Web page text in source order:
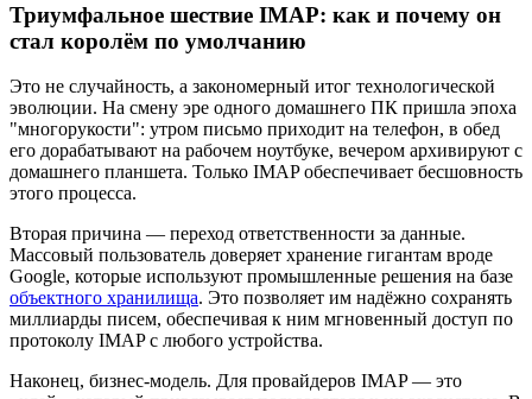
Триумфальное шествие IMAP: как и почему он
стал королём по умолчанию
Это не случайность, а закономерный итог технологической
эволюции. На смену эре одного домашнего ПК пришла эпоха
"многорукости": утром письмо приходит на телефон, в обед
его дорабатывают на рабочем ноутбуке, вечером архивируют с
домашнего планшета. Только IMAP обеспечивает бесшовность
этого процесса.
Вторая причина — переход ответственности за данные.
Массовый пользователь доверяет хранение гигантам вроде
Google, которые используют промышленные решения на базе
объектного хранилища. Это позволяет им надёжно сохранять
миллиарды писем, обеспечивая к ним мгновенный доступ по
протоколу IMAP с любого устройства.
Наконец, бизнес-модель. Для провайдеров IMAP — это